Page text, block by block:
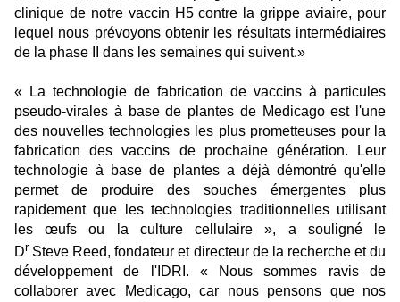
clinique de notre vaccin H5 contre la grippe aviaire, pour
lequel nous prévoyons obtenir les résultats intermédiaires
de la phase II dans les semaines qui suivent.»
« La technologie de fabrication de vaccins à particules
pseudo-virales à base de plantes de Medicago est l'une
des nouvelles technologies les plus prometteuses pour la
fabrication des vaccins de prochaine génération. Leur
technologie à base de plantes a déjà démontré qu'elle
permet de produire des souches émergentes plus
rapidement que les technologies traditionnelles utilisant
les œufs ou la culture cellulaire », a souligné le
Dr Steve Reed, fondateur et directeur de la recherche et du
développement de l'IDRI. « Nous sommes ravis de
collaborer avec Medicago, car nous pensons que nos